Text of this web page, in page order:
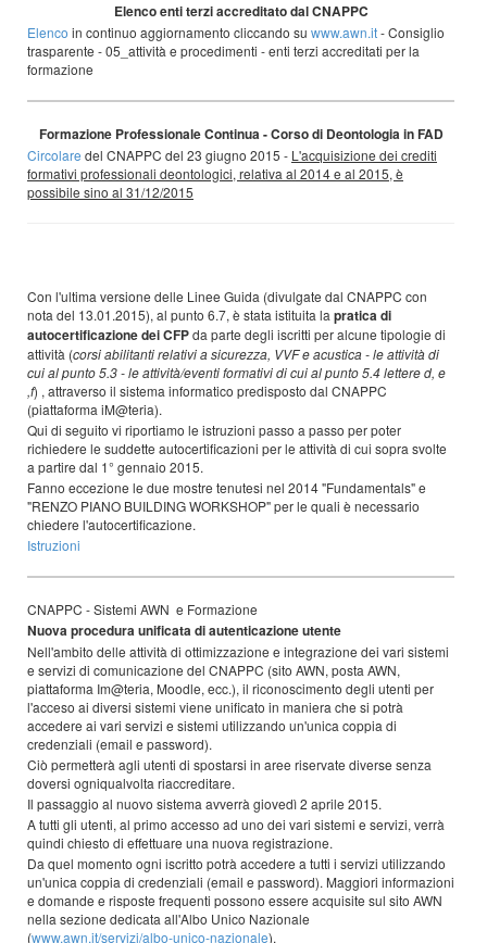
Elenco enti terzi accreditato dal CNAPPC
Elenco in continuo aggiornamento cliccando su www.awn.it- Consiglio
trasparente - 05_attività e procedimenti - enti terzi accreditati per la
formazione
Formazione Professionale Continua - Corso di Deontologia in FAD
Circolare del CNAPPC del 23 giugno 2015 - L'acquisizione dei crediti
formativi professionali deontologici, relativa al 2014 e al 2015, è
possibile sino al 31/12/2015
Con l'ultima versione delle Linee Guida (divulgate dal CNAPPC con
nota del 13.01.2015), al punto 6.7, è stata istituita la pratica di
autocertificazione dei CFPda parte degli iscritti per alcune tipologie di
attività (corsi abilitanti relativi a sicurezza, VVF e acustica - le attività di
cui al punto 5.3 - le attività/eventi formativi di cui al punto 5.4 lettere d, e
,f) , attraverso il sistema informatico predisposto dal CNAPPC
(piattaforma iM@teria).
Qui di seguito vi riportiamo le istruzioni passo a passo per poter
richiedere le suddette autocertificazioni per le attività di cui sopra svolte
a partire dal 1° gennaio 2015.
Fanno eccezione le due mostre tenutesi nel 2014 "Fundamentals" e
"RENZO PIANO BUILDING WORKSHOP" per le quali è necessario
chiedere l'autocertificazione.
Istruzioni
CNAPPC - Sistemi AWN e Formazione
Nuova procedura unificata di autenticazione utente
Nell'ambito delle attività di ottimizzazione e integrazione dei vari sistemi
e servizi di comunicazione del CNAPPC (sito AWN, posta AWN,
piattaforma Im@teria, Moodle, ecc.), il riconoscimento degli utenti per
l'acceso ai diversi sistemi viene unificato in maniera che si potrà
accedere ai vari servizi e sistemi utilizzando un'unica coppia di
credenziali (email e password).
Ciò permetterà agli utenti di spostarsi in aree riservate diverse senza
doversi ogniqualvolta riaccreditare.
Il passaggio al nuovo sistema avverrà giovedì 2 aprile 2015.
A tutti gli utenti, al primo accesso ad uno dei vari sistemi e servizi, verrà
quindi chiesto di effettuare una nuova registrazione.
Da quel momento ogni iscritto potrà accedere a tutti i servizi utilizzando
un'unica coppia di credenziali (email e password). Maggiori informazioni
e domande e risposte frequenti possono essere acquisite sul sito AWN
nella sezione dedicata all'Albo Unico Nazionale
(www.awn.it/servizi/albo-unico-nazionale).